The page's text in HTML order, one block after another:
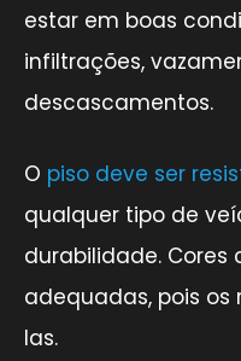
estar em boas
infiltrações,
descascamentos.
O piso deve ser
qualquer tipo de
durabilidade. Cores
adequadas, pois
las.